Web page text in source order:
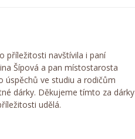
příležitosti navštívila i paní
Šípová a pan místostarosta
úspěchů ve studiu a rodičům
dárky. Děkujeme tímto za dárky
udělá.